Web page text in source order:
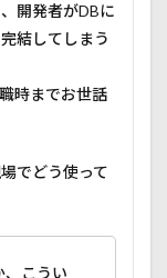
開発者がDBに
結してしまう
時までお世話
でどう使って
、こうい